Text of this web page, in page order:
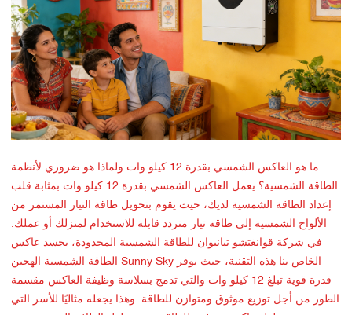
ما هو العاكس الشمسي بقدرة 12 كيلو وات ولماذا هو ضروري لأنظمة
الطاقة الشمسية؟ يعمل العاكس الشمسي بقدرة 12 كيلو وات بمثابة قلب
إعداد الطاقة الشمسية لديك، حيث يقوم بتحويل طاقة التيار المستمر من
الألواح الشمسية إلى طاقة تيار متردد قابلة للاستخدام لمنزلك أو عملك.
في شركة قوانغتشو تيانيوان للطاقة الشمسية المحدودة، يجسد عاكس
الطاقة الشمسية الهجين Sunny Sky الخاص بنا هذه التقنية، حيث يوفر
قدرة قوية تبلغ 12 كيلو وات والتي تدمج بسلاسة وظيفة العاكس مقسمة
الطور من أجل توزيع موثوق ومتوازن للطاقة. وهذا يجعله مثاليًا للأسر التي